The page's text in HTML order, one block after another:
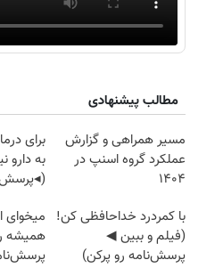
مطالب پیشنهادی
مسیر همراهی و گزارش
عملکرد گروه اسنپ در
۱۴۰۴
برای
به
با کمردرد خداحافظی کن!
(فیلم و ببین ◀
پرسش‌نامه رو پرکن)
میخوای
همیشه